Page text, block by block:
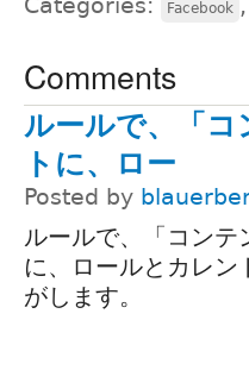
Categories: Facebook ,
Comments
ルールで、「
トに、ロー
Posted by
ルールで、「コンテ
に、ロールとカレ
がします。